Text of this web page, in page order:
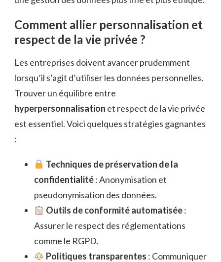
Comment allier personnalisation et
respect de la vie privée ?
Les entreprises doivent avancer prudemment
lorsqu’il s’agit d’utiliser les données personnelles.
Trouver un équilibre entre
hyperpersonnalisation et respect de la vie privée
est essentiel. Voici quelques stratégies gagnantes
:
Techniques de préservation de la
confidentialité: Anonymisation et
pseudonymisation des données.
Outils de conformité automatisée:
Assurer le respect des réglementations
comme le RGPD.
Politiques transparentes : Communiquer